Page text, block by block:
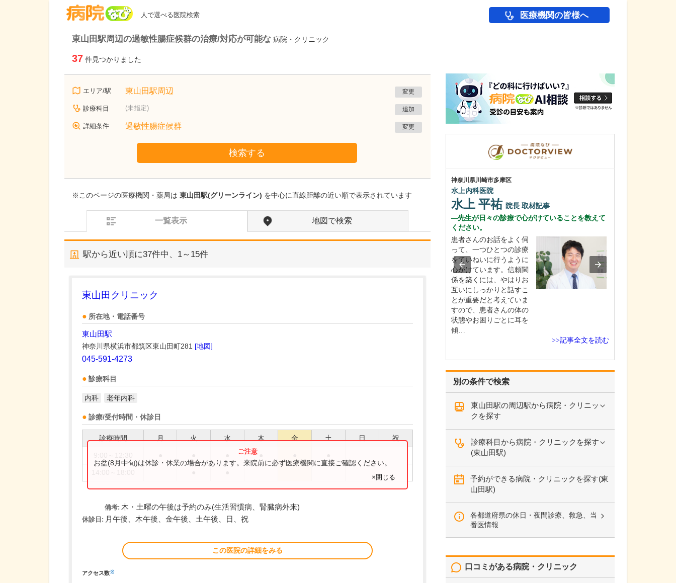
人で選べる医院検索 医療機関の皆様へ
東山田駅周辺の過敏性腸症候群の治療/対応が可能な 病院・クリニック
37 件見つかりました
エリア/駅 東山田駅周辺 変更
診療科目 (未指定) 追加
詳細条件 過敏性腸症候群 変更
検索する
※このページの医療機関・薬局は 東山田駅(グリーンライン) を中心に直線距離の近い順で表示されています
一覧表示 地図で検索
駅から近い順に37件中、 1～15件
東山田クリニック
所在地・電話番号
東山田駅
神奈川県横浜市都筑区東山田町281 [地図]
045-591-4273
診療科目
内科 老年内科
診療/受付時間・休診日
診療時間 月 火 水 木 金 土 日 祝
お盆(8月中旬)は休診・休業の場合があります。来院前に必ず医療機関に直接ご確認ください。
×閉じる
備考: 木・土曜の午後は予約のみ(生活習慣病、腎臓病外来)
休診日: 月午後、木午後、金午後、土午後、日、祝
この医院の詳細をみる
アクセス数※
別の条件で検索
東山田駅の周辺駅から病院・クリニッ
クを探す
診療科目から病院・クリニックを探す
(東山田駅)
予約ができる病院・クリニックを探す(東
山田駅)
各都道府県の休日・夜間診療、救急、当
番医情報
口コミがある病院・クリニック
神奈川県川崎市多摩区
水上内科医院
水上 平祐 院長 取材記事
先生が日々の診療で心がけていることを教えて
ください。
患者さんのお話をよく伺
って、一つひとつの診療
をていねいに行うように
心がけています。信頼関
係を築くには、やはりお
互いにしっかりと話すこ
とが重要だと考えていま
すので、患者さんの体の
状態やお困りごとに耳を
傾…
>>記事全文を読む
神奈川県横浜市南区
こがね町すこやか内科・内視鏡クリニック
診療でこころがけていることはありますか?
当クリニックでは、患者
さんがお悩みの症状に対